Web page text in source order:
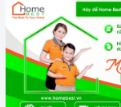
trời.
Độ ồn tối đa của
đến sinh hoạt gia
máy khiến bạn
động của máy